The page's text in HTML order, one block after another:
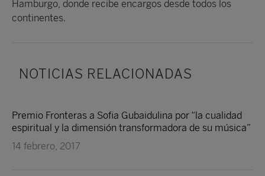
Hamburgo, donde recibe encargos desde todos los
continentes.
NOTICIAS RELACIONADAS
Premio Fronteras a Sofia Gubaidulina por “la cualidad
espiritual y la dimensión transformadora de su música”
14 febrero, 2017